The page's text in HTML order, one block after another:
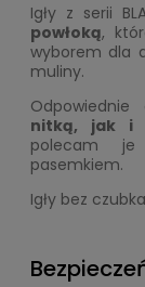
Igły z serii
powłoką,
wyborem dla
muliny.
nitką, jak i
polecam
pasemkiem.
Igły bez